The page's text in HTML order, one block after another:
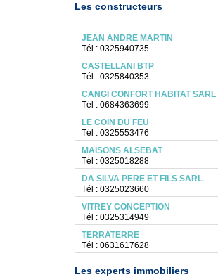
Les constructeurs
JEAN ANDRE MARTIN
Tél : 0325940735
CASTELLANI BTP
Tél : 0325840353
CANGI CONFORT HABITAT SARL
Tél : 0684363699
LE COIN DU FEU
Tél : 0325553476
MAISONS ALSEBAT
Tél : 0325018288
DA SILVA PERE ET FILS SARL
Tél : 0325023660
VITREY CONCEPTION
Tél : 0325314949
TERRATERRE
Tél : 0631617628
Les experts immobiliers